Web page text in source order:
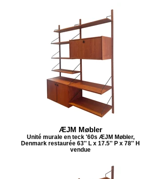
ÆJM Møbler
Unité murale en teck '60s ÆJM Møbler,
Denmark restaurée 63'' L x 17.5'' P x 78'' H
vendue